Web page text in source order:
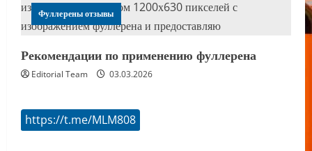
Фуллерены отзывы
Рекомендации по применению фуллерена
Editorial Team 03.03.2026
https://t.me/MLM808